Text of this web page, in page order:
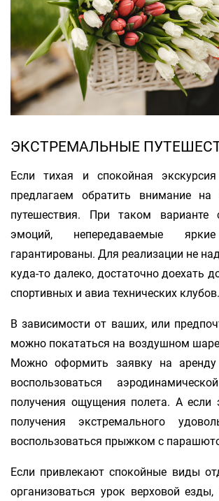
ЭКСТРЕМАЛЬНЫЕ
Если тихая и спокойная
предлагаем обратить внимание на
путешествия. При таком варианте
эмоций, непередаваемые яркие
гарантированы. Для реализации не
куда-то далеко, достаточно доехать
спортивных и авиа технических клубов.
В зависимости от ваших, или
можно покататься на воздушном
Можно оформить заявку на аренду
воспользоваться
получения ощущения полета. А если
получения экстремального
воспользоваться прыжком с
Если привлекают спокойные виды
организоваться урок верховой езды,